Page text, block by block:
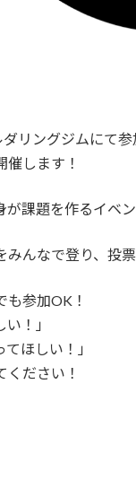
リングジムにて
催します！
課題を作るイベン
んなで登り、投
も参加OK！
！」
ほしい！」
ださい！